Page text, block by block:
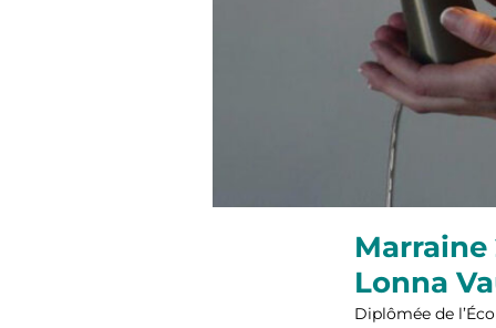
Marraine
Lonna
Diplômée de